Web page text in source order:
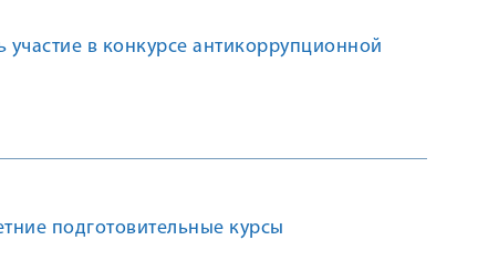
участие в конкурсе антикоррупционной
подготовительные курсы